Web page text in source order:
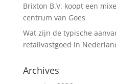
Brixton B.V. koopt een
centrum van Goes
Wat zijn de typische
retailvastgoed in
Archives